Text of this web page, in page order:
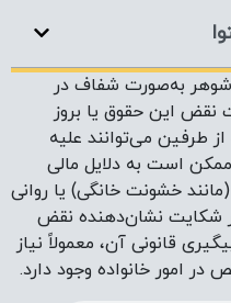
شوهر به‌صورت شفاف در
این حقوق یا بروز
طرفین می‌توانند علیه
است به دلایل مالی
خشونت خانگی) یا روانی
شکایت نشان‌دهنده نقض
قانونی آن، معمولاً نیاز
امور خانواده وجود دارد.